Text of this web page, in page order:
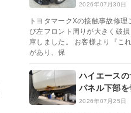
2026年07月30日
トヨタマークXの接触事故修
び左フロント周りが大きく破
庫しました。 お客様より『こ
があり、保
ハイエース
パネル下部
2026年07月25日